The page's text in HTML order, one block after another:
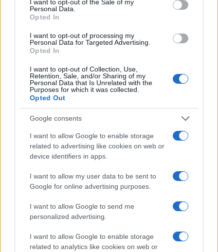
I want to opt-out of the Sale of my
Personal Data.
Opted In
I want to opt-out of processing my
Personal Data for Targeted Advertising.
Opted In
I want to opt-out of Collection, Use,
Retention, Sale, and/or Sharing of my
Personal Data that Is Unrelated with the
Purposes for which it was collected.
Opted Out
Google consents
I want to allow Google to enable storage
related to advertising like cookies on web or
device identifiers in apps.
I want to allow my user data to be sent to
Google for online advertising purposes.
I want to allow Google to send me
personalized advertising.
I want to allow Google to enable storage
related to analytics like cookies on web or
Stipendio medio per tecnico informatico in Giordania
Il portale del lavoro e della carriera. Offerte di lavoro,
scrivere un CV e affrontare il colloquio.
Offerte di lavoro
TROVARE LAVORO
STIPENDI